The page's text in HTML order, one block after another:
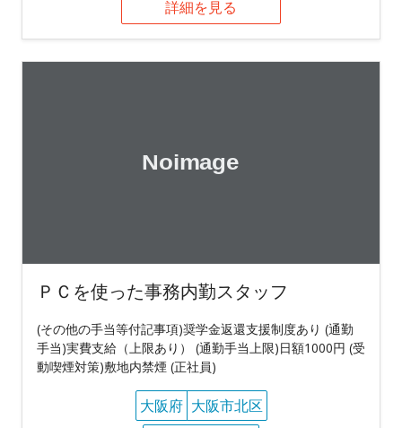
詳細を見る
ＰＣを使った事務内勤スタッフ
(その他の手当等付記事項)奨学金返還支援制度あり (通勤
手当)実費支給（上限あり） (通勤手当上限)日額1000円 (受
動喫煙対策)敷地内禁煙 (正社員)
大阪府 大阪市北区